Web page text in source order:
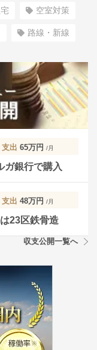
空室対策
路線・新線
支出 65万円 /月
ガ銀行で購入
支出 48万円 /月
23区鉄骨造
収支公開一覧へ